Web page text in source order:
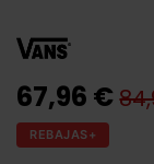
67,96 €
REBAJAS+